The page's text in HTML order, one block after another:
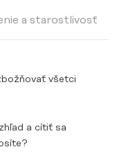
a starostlivosť
všetci
a cítiť sa